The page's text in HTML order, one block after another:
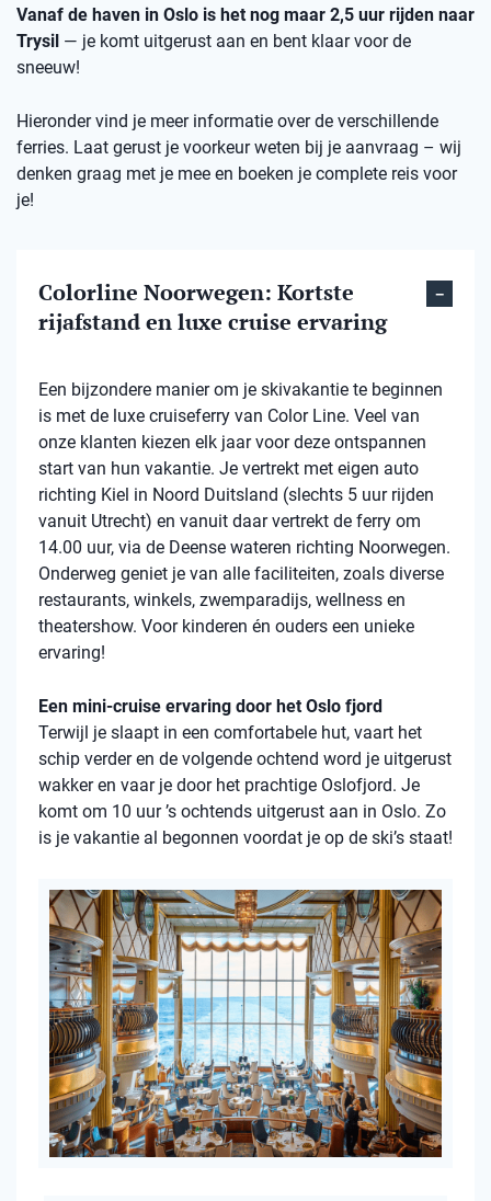
Vanaf de haven in Oslo is het nog maar 2,5 uur rijden naar
Trysil — je komt uitgerust aan en bent klaar voor de
sneeuw!
Hieronder vind je meer informatie over de verschillende
ferries. Laat gerust je voorkeur weten bij je aanvraag – wij
denken graag met je mee en boeken je complete reis voor
je!
Colorline Noorwegen: Kortste
rijafstand en luxe cruise ervaring
Een bijzondere manier om je skivakantie te beginnen
is met de luxe cruiseferry van Color Line. Veel van
onze klanten kiezen elk jaar voor deze ontspannen
start van hun vakantie. Je vertrekt met eigen auto
richting Kiel in Noord Duitsland (slechts 5 uur rijden
vanuit Utrecht) en vanuit daar vertrekt de ferry om
14.00 uur, via de Deense wateren richting Noorwegen.
Onderweg geniet je van alle faciliteiten, zoals diverse
restaurants, winkels, zwemparadijs, wellness en
theatershow. Voor kinderen én ouders een unieke
ervaring!
Een mini-cruise ervaring door het Oslo fjord
Terwijl je slaapt in een comfortabele hut, vaart het
schip verder en de volgende ochtend word je uitgerust
wakker en vaar je door het prachtige Oslofjord. Je
komt om 10 uur ’s ochtends uitgerust aan in Oslo. Zo
is je vakantie al begonnen voordat je op de ski’s staat!